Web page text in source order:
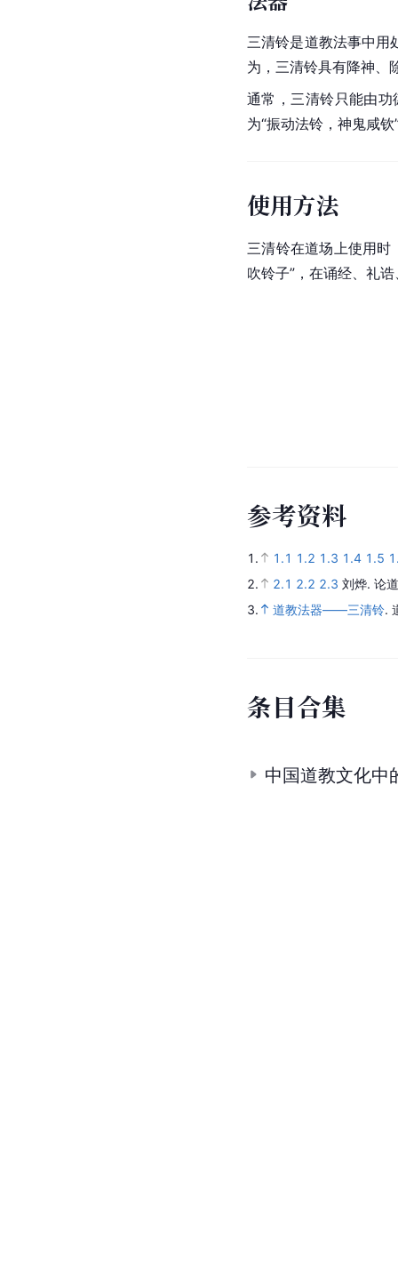
三清铃是道教法事中用
为，三清铃具有降神、
通常，三清铃只能由
为“振动法铃，神鬼咸钦
使用方法
三清铃在道场上使用
吹铃子”，在诵经、礼
参考资料
1. 1.1 1.2 1.3 1.4 1.5
2.
2.1 2.2 2.3 刘烨. 论
3.
道教法器——三清铃.
条目合集
中国道教文化中